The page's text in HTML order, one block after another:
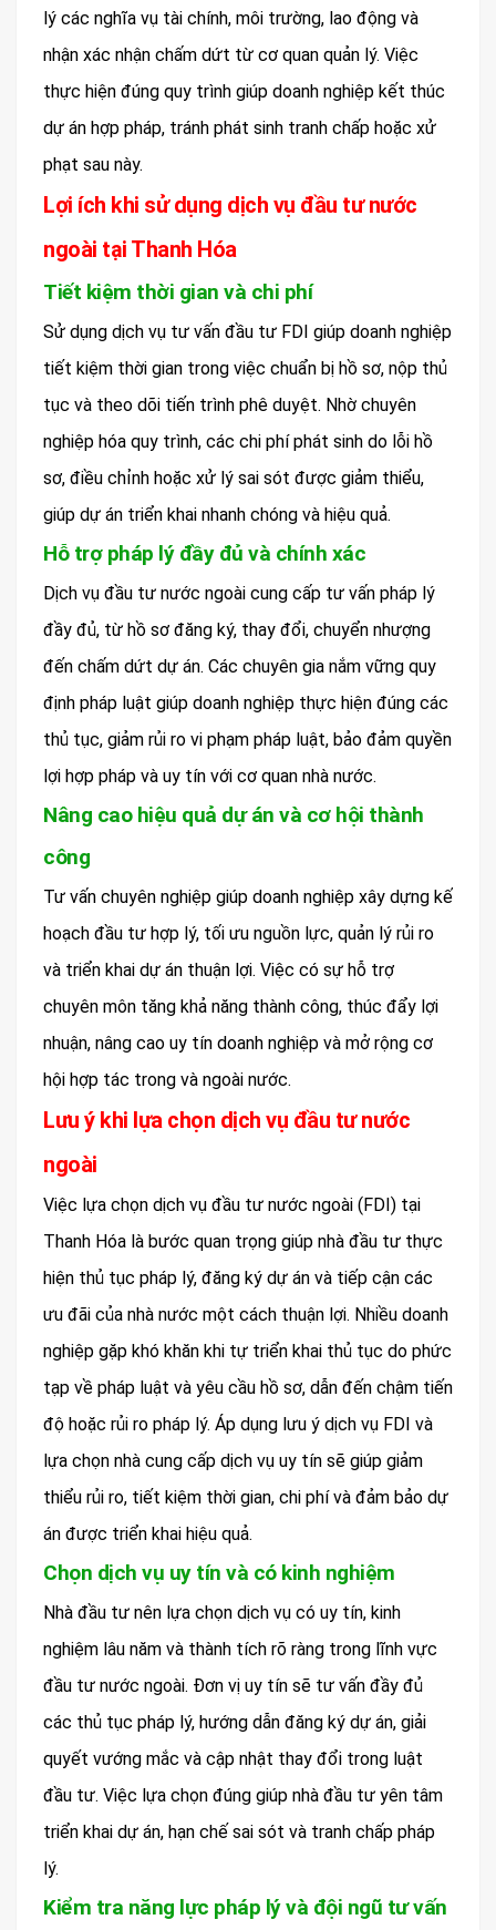
lý các nghĩa vụ tài chính, môi trường, lao động và
nhận xác nhận chấm dứt từ cơ quan quản lý. Việc
thực hiện đúng quy trình giúp doanh nghiệp kết thúc
dự án hợp pháp, tránh phát sinh tranh chấp hoặc xử
phạt sau này.
Lợi ích khi sử dụng dịch vụ đầu tư nước
ngoài tại Thanh Hóa
Tiết kiệm thời gian và chi phí
Sử dụng dịch vụ tư vấn đầu tư FDI giúp doanh nghiệp
tiết kiệm thời gian trong việc chuẩn bị hồ sơ, nộp thủ
tục và theo dõi tiến trình phê duyệt. Nhờ chuyên
nghiệp hóa quy trình, các chi phí phát sinh do lỗi hồ
sơ, điều chỉnh hoặc xử lý sai sót được giảm thiểu,
giúp dự án triển khai nhanh chóng và hiệu quả.
Hỗ trợ pháp lý đầy đủ và chính xác
Dịch vụ đầu tư nước ngoài cung cấp tư vấn pháp lý
đầy đủ, từ hồ sơ đăng ký, thay đổi, chuyển nhượng
đến chấm dứt dự án. Các chuyên gia nắm vững quy
định pháp luật giúp doanh nghiệp thực hiện đúng các
thủ tục, giảm rủi ro vi phạm pháp luật, bảo đảm quyền
lợi hợp pháp và uy tín với cơ quan nhà nước.
Nâng cao hiệu quả dự án và cơ hội thành
công
Tư vấn chuyên nghiệp giúp doanh nghiệp xây dựng kế
hoạch đầu tư hợp lý, tối ưu nguồn lực, quản lý rủi ro
và triển khai dự án thuận lợi. Việc có sự hỗ trợ
chuyên môn tăng khả năng thành công, thúc đẩy lợi
nhuận, nâng cao uy tín doanh nghiệp và mở rộng cơ
hội hợp tác trong và ngoài nước.
Lưu ý khi lựa chọn dịch vụ đầu tư nước
ngoài
Việc lựa chọn dịch vụ đầu tư nước ngoài (FDI) tại
Thanh Hóa là bước quan trọng giúp nhà đầu tư thực
hiện thủ tục pháp lý, đăng ký dự án và tiếp cận các
ưu đãi của nhà nước một cách thuận lợi. Nhiều doanh
nghiệp gặp khó khăn khi tự triển khai thủ tục do phức
tạp về pháp luật và yêu cầu hồ sơ, dẫn đến chậm tiến
độ hoặc rủi ro pháp lý. Áp dụng lưu ý dịch vụ FDI và
lựa chọn nhà cung cấp dịch vụ uy tín sẽ giúp giảm
thiểu rủi ro, tiết kiệm thời gian, chi phí và đảm bảo dự
án được triển khai hiệu quả.
Chọn dịch vụ uy tín và có kinh nghiệm
Nhà đầu tư nên lựa chọn dịch vụ có uy tín, kinh
nghiệm lâu năm và thành tích rõ ràng trong lĩnh vực
đầu tư nước ngoài. Đơn vị uy tín sẽ tư vấn đầy đủ
các thủ tục pháp lý, hướng dẫn đăng ký dự án, giải
quyết vướng mắc và cập nhật thay đổi trong luật
đầu tư. Việc lựa chọn đúng giúp nhà đầu tư yên tâm
triển khai dự án, hạn chế sai sót và tranh chấp pháp
lý.
Kiểm tra năng lực pháp lý và đội ngũ tư vấn